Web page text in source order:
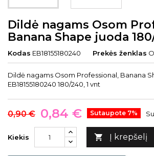
Dildė nagams Osom
Banana Shape juoda
Kodas EB18155180240 Prekės ženklas
Dildė nagams Osom Professional, Banana
EB18155180240 180/240, 1 vnt
0,90 € 0,84 € Sutaupote 7%
Kiekis  Į krepšelį